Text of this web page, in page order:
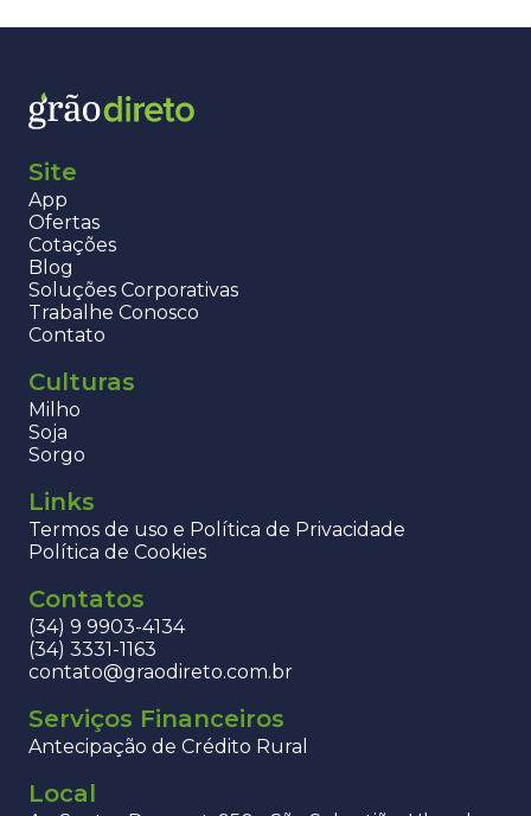
Site
App
Ofertas
Cotações
Blog
Soluções Corporativas
Trabalhe Conosco
Contato
Culturas
Milho
Soja
Sorgo
Links
Termos de uso e Política de Privacidade
Política de Cookies
Contatos
(34) 9 9903-4134
(34) 3331-1163
contato@graodireto.com.br
Serviços Financeiros
Antecipação de Crédito Rural
Local